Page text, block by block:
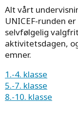
Alt vårt
UNICEF-runden
selvfølgelig
aktivitetsdagen,
emner.
1.-4. klasse
5.-7. klasse
8.-10. klasse